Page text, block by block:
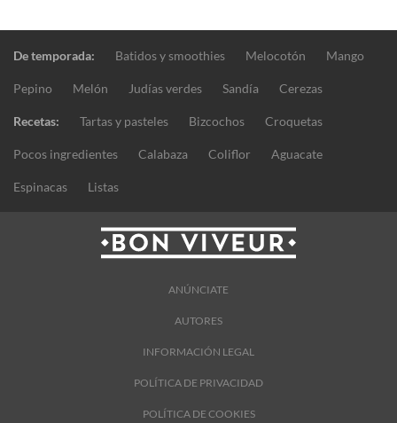
De temporada: Batidos y smoothies Melocotón Mango
Pepino Melón Judías verdes Sandía Cerezas
Recetas: Tartas y pasteles Bizcochos Croquetas
Pocos ingredientes Calabaza Coliflor Aguacate
Espinacas Listas
ANÚNCIATE
AUTORES
INFORMACIÓN LEGAL
POLÍTICA DE PRIVACIDAD
POLÍTICA DE COOKIES